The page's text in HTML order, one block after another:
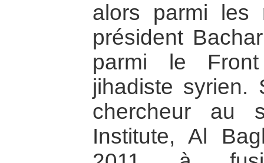
alors parmi les
président
parmi le
jihadiste syrien.
chercheur au
Institute, Al